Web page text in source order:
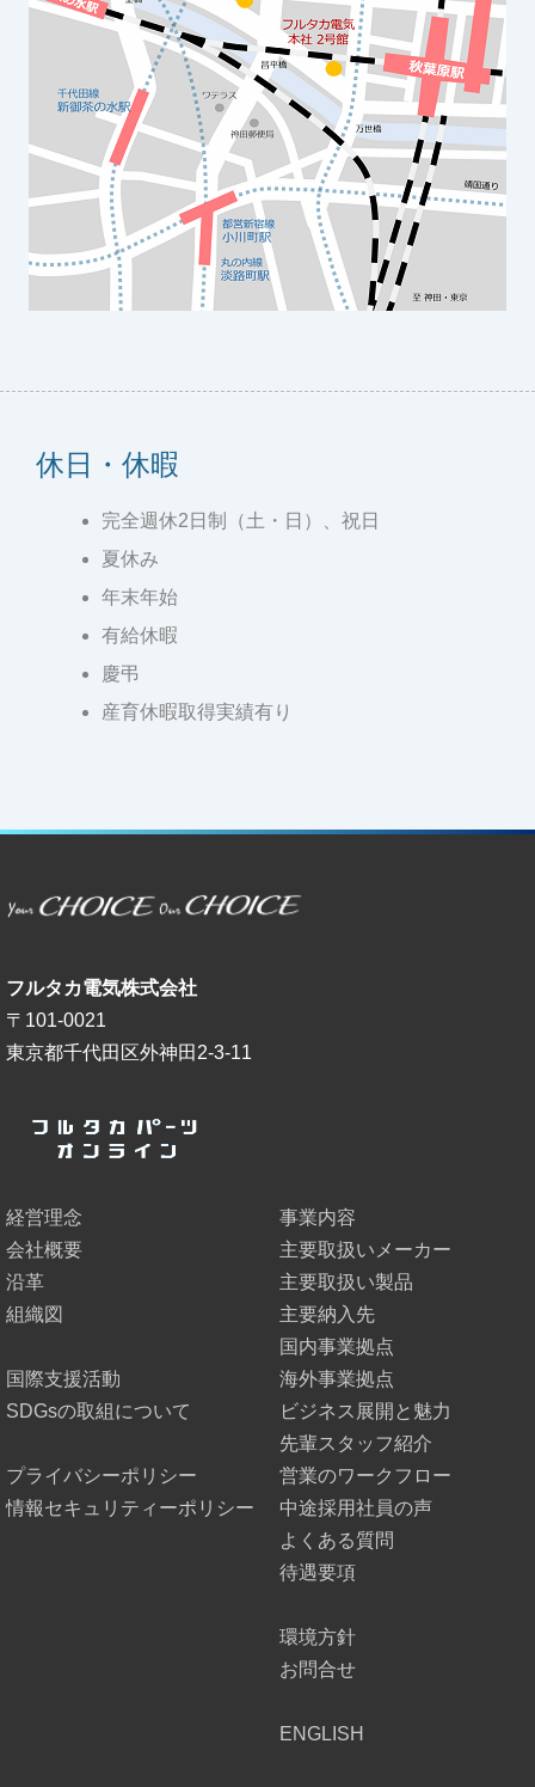
休日・休暇
完全週休2日制（土・日）、祝日
夏休み
年末年始
有給休暇
慶弔
産育休暇取得実績有り
フルタカ電気株式会社
〒101-0021
東京都千代田区外神田2-3-11
経営理念
会社概要
沿革
組織図
国際支援活動
SDGsの取組について
プライバシーポリシー
情報セキュリティーポリシー
事業内容
主要取扱いメーカー
主要取扱い製品
主要納入先
国内事業拠点
海外事業拠点
ビジネス展開と魅力
先輩スタッフ紹介
営業のワークフロー
中途採用社員の声
よくある質問
待遇要項
環境方針
お問合せ
ENGLISH